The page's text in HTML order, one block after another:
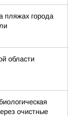
города
области
очистные